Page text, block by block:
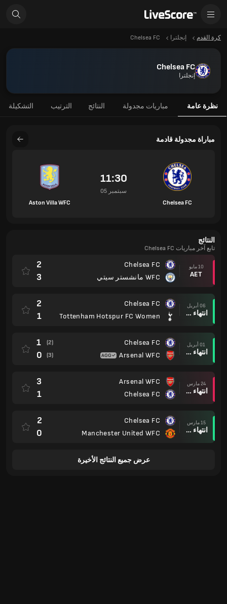
كرة القدم إنجلترا Chelsea FC
Chelsea FC
إنجلترا
نظرة عامة مباريات مجدولة النتائج الترتيب التشكيلة
مباراة مجدولة قادمة
Chelsea FC
11:30
05 سبتمبر
Aston Villa WFC
النتائج
تابع آخر مباريات Chelsea FC
10 مايو
AET
Chelsea FC
WFC مانشستر سيتي
2
3
06 أبريل
انتهاء وقت المباراة
Chelsea FC
Tottenham Hotspur FC Women
2
1
01 أبريل
انتهاء وقت المباراة
Chelsea FC
Arsenal WFC
(2)
1
(3)
0
24 مارس
انتهاء وقت المباراة
Arsenal WFC
Chelsea FC
3
1
15 مارس
انتهاء وقت المباراة
Chelsea FC
Manchester United WFC
2
0
عرض جميع النتائج الأخيرة